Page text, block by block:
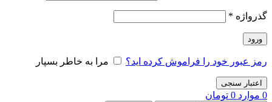
گذرواژه *
ورود
رمز عبور خود را فراموش کرده اید؟ مرا به خاطر بسپار
اعتبار سنجی
0 موارد 0 تومان